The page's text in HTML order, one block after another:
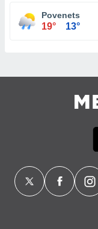
Povenets
19° 13°